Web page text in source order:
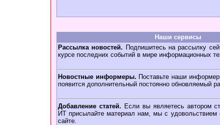
Наши сервисы
Рассылка новостей. Подпишитесь на рассылку
курсе последних событий в мире информационных
Новостные информеры. Поставьте наши
появится дополнительный постоянно обновляемый
Добавление статей. Если вы являетесь автором
ИТ присылайте материал нам, мы с удовольствием
сайте.